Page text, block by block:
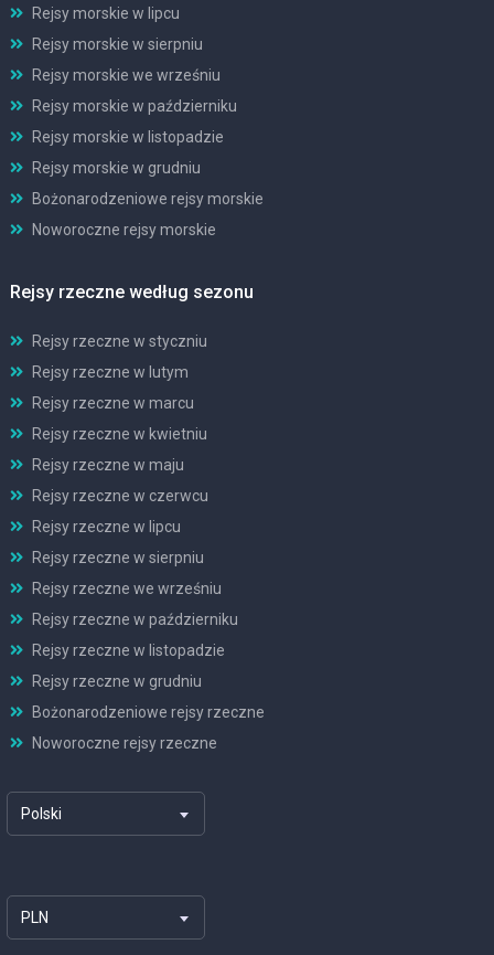
Rejsy morskie w lipcu
Rejsy morskie w sierpniu
Rejsy morskie we wrześniu
Rejsy morskie w październiku
Rejsy morskie w listopadzie
Rejsy morskie w grudniu
Bożonarodzeniowe rejsy morskie
Noworoczne rejsy morskie
Rejsy rzeczne według sezonu
Rejsy rzeczne w styczniu
Rejsy rzeczne w lutym
Rejsy rzeczne w marcu
Rejsy rzeczne w kwietniu
Rejsy rzeczne w maju
Rejsy rzeczne w czerwcu
Rejsy rzeczne w lipcu
Rejsy rzeczne w sierpniu
Rejsy rzeczne we wrześniu
Rejsy rzeczne w październiku
Rejsy rzeczne w listopadzie
Rejsy rzeczne w grudniu
Bożonarodzeniowe rejsy rzeczne
Noworoczne rejsy rzeczne
Polski
PLN